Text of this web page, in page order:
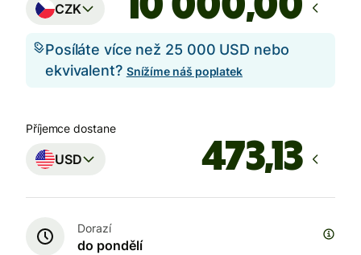
CZK
Posíláte více než 25 000 USD nebo
ekvivalent? Snížíme náš poplatek
Příjemce dostane
USD
Dorazí
do pondělí